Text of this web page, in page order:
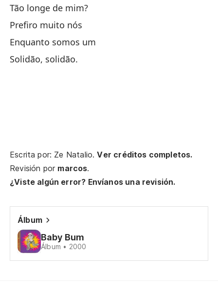
Tão longe de mim?
Prefiro muito nós
Enquanto somos um
Solidão, solidão.
Escrita por: Ze Natalio.Ver créditos completos.
Revisión por marcos.
¿Viste algún error? Envíanos una revisión.
Álbum
Baby Bum
Álbum • 2000